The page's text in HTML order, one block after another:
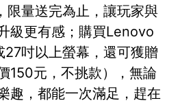
限量送完為止，讓玩家與
級更有感；購買Lenovo
吋以上螢幕，還可獲贈
150元，不挑款），無論
趣，都能一次滿足，趕在